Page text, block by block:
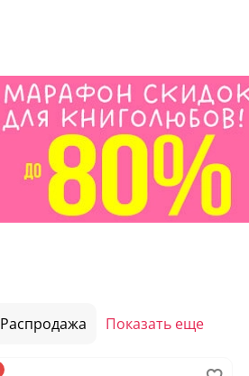
Распродажа Показать еще